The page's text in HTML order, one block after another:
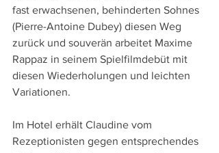
fast erwachsenen, behinderten Sohnes
(Pierre-Antoine Dubey) diesen Weg
zurück und souverän arbeitet Maxime
Rappaz in seinem Spielfilmdebüt mit
diesen Wiederholungen und leichten
Variationen.
Im Hotel erhält Claudine vom
Rezeptionisten gegen entsprechendes